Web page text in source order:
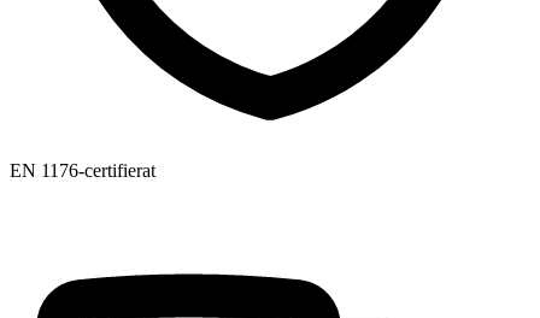
EN 1176-certifierat